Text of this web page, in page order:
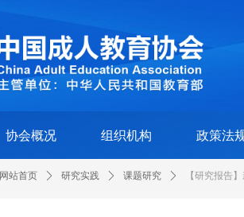
协会概况 组织机构 政策法
网站首页 ꄲ 研究实践 ꄲ 课题研究 ꄲ 【研究报告